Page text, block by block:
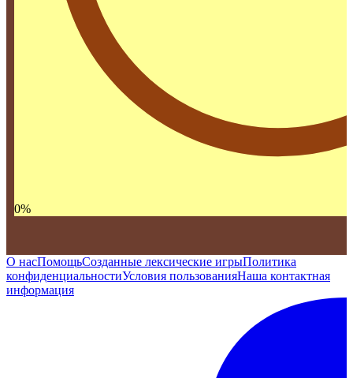
0%
О насПомощьСозданные лексические игрыПолитика
конфиденциальностиУсловия пользованияНаша контактная
информация